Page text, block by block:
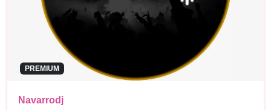
PREMIUM
Navarrodj